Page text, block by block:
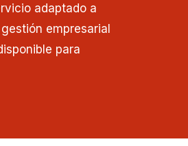
adaptado a
empresarial
para